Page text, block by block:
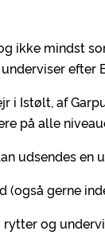
ikke mindst
efter
i Istølt, af
på alle
udsendes en
gerne
og